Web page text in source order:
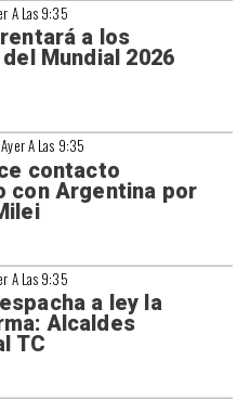
A Las 9:35
a los
Mundial 2026
Ayer A Las 9:35
contacto
con Argentina por
A Las 9:35
a ley la
Alcaldes
TC